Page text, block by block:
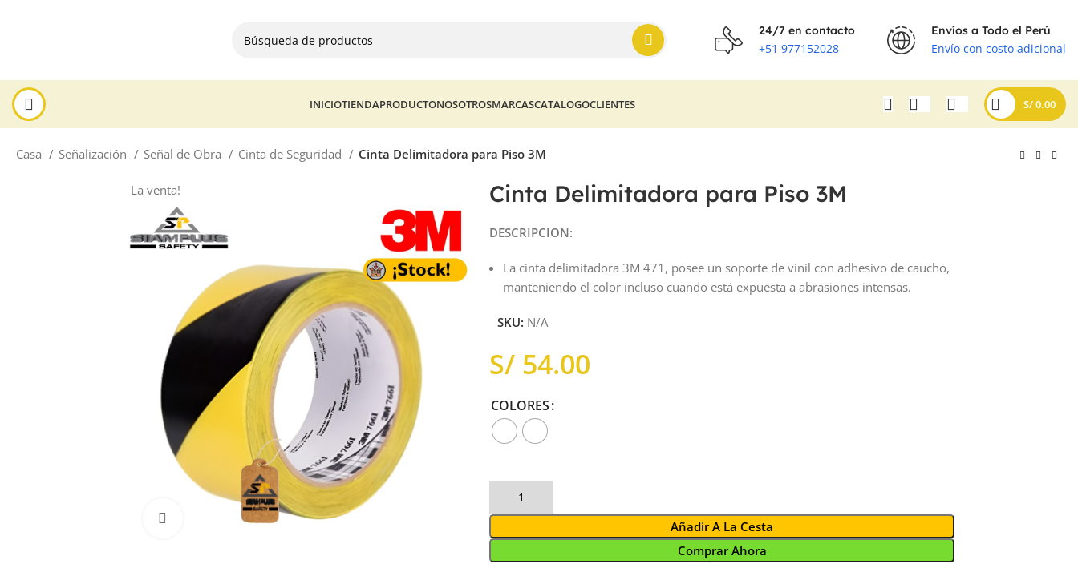
24/7 en contacto
+51 977152028
Envíos a Todo el Perú
Envío con costo adicional
INICIOTIENDAPRODUCTONOSOTROSMARCASCATALOGOCLIENTES S/0.00
Casa Señalización Señal de Obra Cinta de Seguridad Cinta Delimitadora para Piso 3M
La venta!
Haga Click para agrandar
Cinta Delimitadora para Piso 3M
DESCRIPCION:
La cinta delimitadora 3M 471, posee un soporte de vinil con adhesivo de caucho,
manteniendo el color incluso cuando está expuesta a abrasiones intensas.
SKU: N/A
S/
COLORES
Añadir A La Cesta
Comprar Ahora